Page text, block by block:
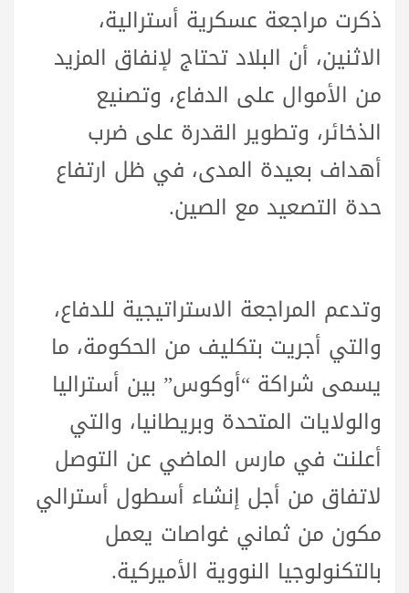
ذكرت مراجعة عسكرية أسترالية،
الاثنين، أن البلاد تحتاج لإنفاق المزيد
من الأموال على الدفاع، وتصنيع
الذخائر، وتطوير القدرة على ضرب
أهداف بعيدة المدى، في ظل ارتفاع
حدة التصعيد مع الصين.
وتدعم المراجعة الاستراتيجية للدفاع،
والتي أجريت بتكليف من الحكومة، ما
يسمى شراكة “أوكوس” بين أستراليا
والولايات المتحدة وبريطانيا، والتي
أعلنت في مارس الماضي عن التوصل
لاتفاق من أجل إنشاء أسطول أسترالي
مكون من ثماني غواصات يعمل
بالتكنولوجيا النووية الأميركية.